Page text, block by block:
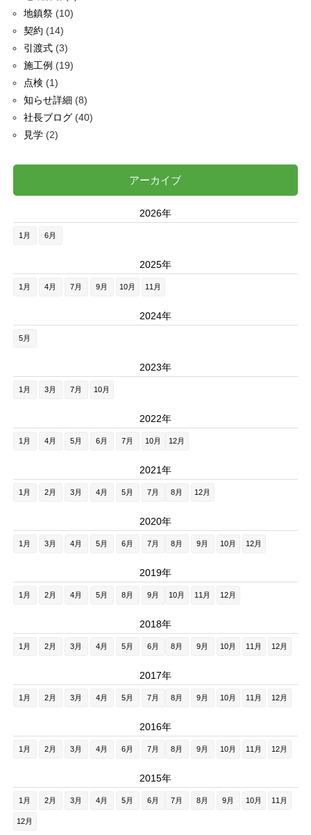
地鎮祭(10)
契約 (14)
引渡式(3)
施工例 (19)
点検 (1)
知らせ詳細 (8)
社長ブログ(40)
見学(2)
アーカイブ
2026年
1月 6月
2025年
1月 4月 7月 9月 10月 11月
2024年
5月
2023年
1月 3月 7月 10月
2022年
1月 4月 5月 6月 7月 10月 12月
2021年
1月 2月 3月 4月 5月 7月 8月 12月
2020年
1月 3月 4月 5月 6月 7月 8月 9月 10月 12月
2019年
1月 2月 4月 5月 8月 9月 10月 11月 12月
2018年
1月 2月 3月 4月 5月 6月 8月 9月 10月 11月 12月
2017年
1月 2月 3月 4月 5月 7月 8月 9月 10月 11月 12月
2016年
1月 2月 3月 4月 6月 7月 8月 9月 10月 11月 12月
2015年
1月 2月 3月 4月 5月 6月 7月 8月 9月 10月 11月
12月